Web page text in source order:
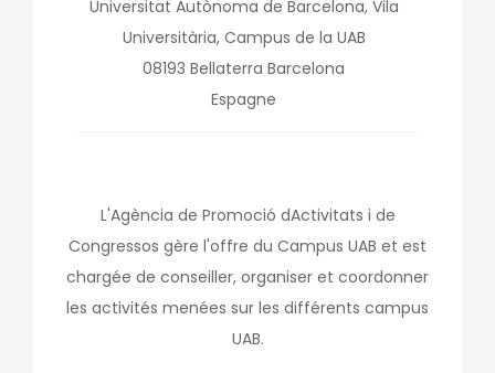
Universitat Autònoma de Barcelona, Vila
Universitària, Campus de la UAB
08193 Bellaterra Barcelona
Espagne
L'Agència de Promoció dActivitats i de
Congressos gère l'offre du Campus UAB et est
chargée de conseiller, organiser et coordonner
les activités menées sur les différents campus
UAB.